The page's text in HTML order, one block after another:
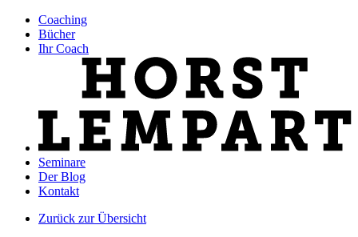
Coaching
Bücher
Ihr Coach
Seminare
Der Blog
Kontakt
Zurück zur Übersicht